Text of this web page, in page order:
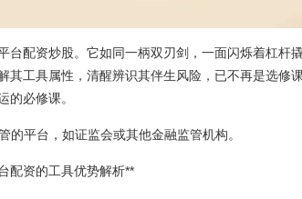
配资炒股。它如同一柄双刃剑，一面闪烁着杠杆
工具属性，清醒辨识其伴生风险，已不再是选修
的必修课。
的平台，如证监会或其他金融监管机构。
配资的工具优势解析**